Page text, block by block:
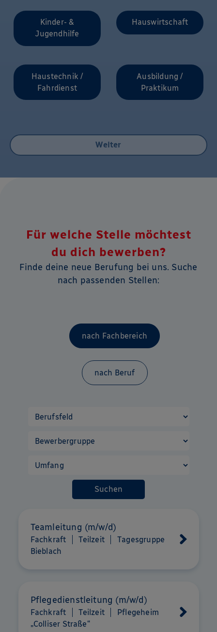
Kinder- &
Jugendhilfe
Hauswirtschaft
Haustechnik /
Fahrdienst
Ausbildung /
Praktikum
Weiter
Für welche Stelle möchtest
du dich bewerben?
Finde deine neue Berufung bei uns. Suche
nach passenden Stellen:
nach Fachbereich
nach Beruf
Suchen
Teamleitung (m/w/d)
Fachkraft Teilzeit
Tagesgruppe
Bieblach
Pflegedienstleitung (m/w/d)
Fachkraft Teilzeit
Pflegeheim
„Colliser Straße“